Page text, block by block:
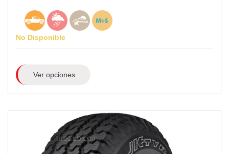
No Disponible
Ver opciones